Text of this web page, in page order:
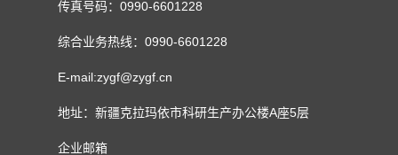
传真号码：0990-6601228
综合业务热线：0990-6601228
E-mail:zygf@zygf.cn
地址：新疆克拉玛依市科研生产办公楼A座5层
企业邮箱